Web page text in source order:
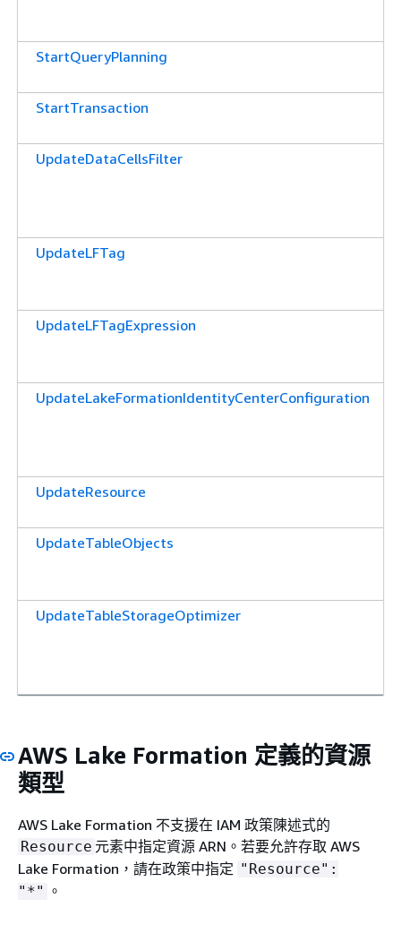
StartQueryPlanning
StartTransaction
UpdateDataCellsFilter
UpdateLFTag
UpdateLFTagExpression
UpdateLakeFormationIdentityCenterConfiguration
UpdateResource
UpdateTableObjects
UpdateTableStorageOptimizer
AWS Lake Formation 定義的資源
類型
AWS Lake Formation 不支援在 IAM 政策陳述式的
Resource 元素中指定資源 ARN。若要允許存取 AWS
Lake Formation，請在政策中指定 "Resource":
"*" 。